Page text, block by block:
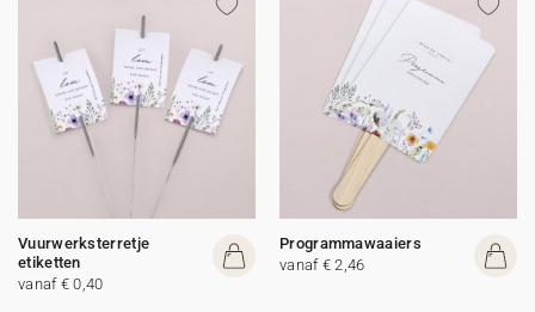
Vuurwerksterretje
etiketten
vanaf € 0,40
Programmawaaiers
vanaf € 2,46